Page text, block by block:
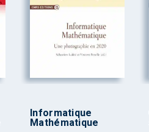
Informatique
Mathématique